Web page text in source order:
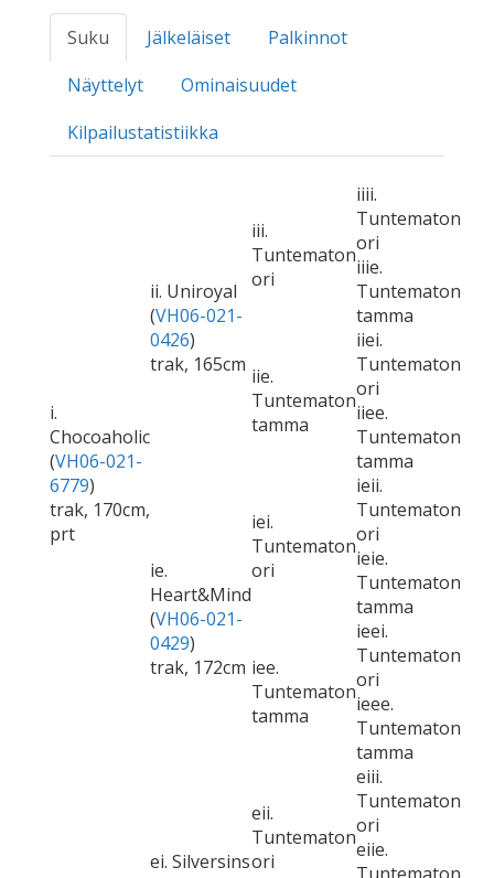
Suku Jälkeläiset
Palkinnot
Näyttelyt
Ominaisuudet
Kilpailustatistiikka
i.
Chocoaholic
(VH06-021-
6779)
trak, 170cm,
prt
ii. Uniroyal
(VH06-021-
0426)
trak, 165cm
iii.
Tuntematon
ori
iiii.
Tuntematon
ori
iiie.
Tuntematon
tamma
iie.
Tuntematon
tamma
iiei.
Tuntematon
ori
iiee.
Tuntematon
tamma
ie.
Heart&Mind
(VH06-021-
0429)
trak, 172cm
iei.
Tuntematon
ori
ieii.
Tuntematon
ori
ieie.
Tuntematon
tamma
iee.
Tuntematon
tamma
ieei.
Tuntematon
ori
ieee.
Tuntematon
tamma
ei. Silversins
eii.
Tuntematon
ori
eiii.
Tuntematon
ori
eiie.